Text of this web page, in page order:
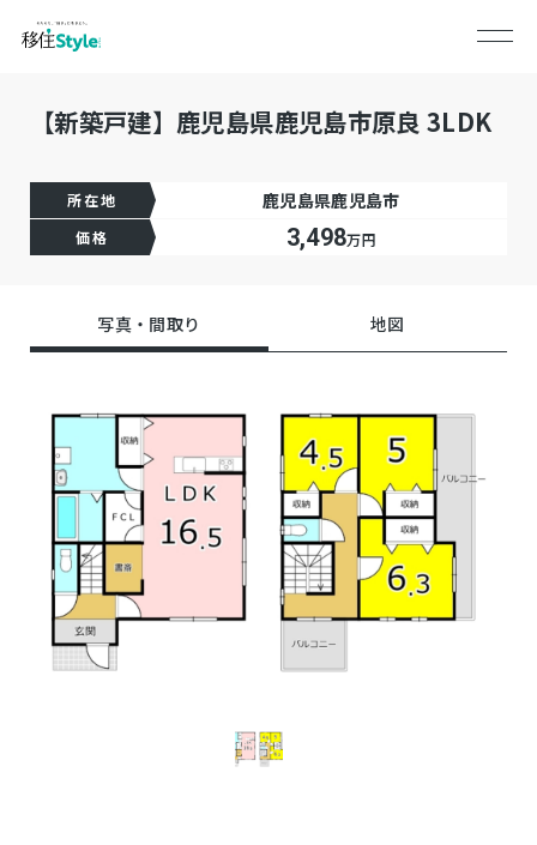
【新築戸建】鹿児島県鹿児島市原良 3LDK
所在地 鹿児島県鹿児島市
価格 3,498万円
写真・間取り 地図